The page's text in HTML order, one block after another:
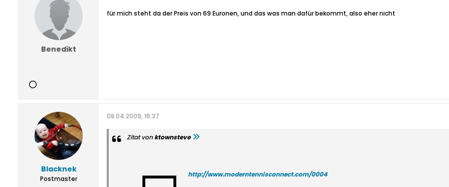
Benedikt
für mich steht da der Preis von 69 Euronen, und das was man dafür bekommt, also eher nicht
Blacknek
Postmaster
08.04.2009, 16:37
Zitat vonktownsteve
http://www.moderntennisconnect.com/0004